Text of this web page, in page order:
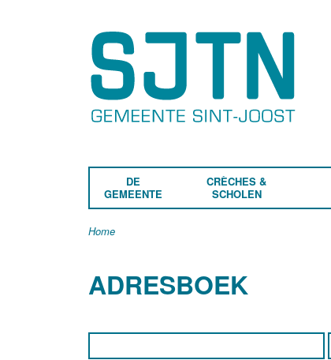
DE
GEMEENTE
CRÈCHES &
SCHOLEN
Home
ADRESBOEK